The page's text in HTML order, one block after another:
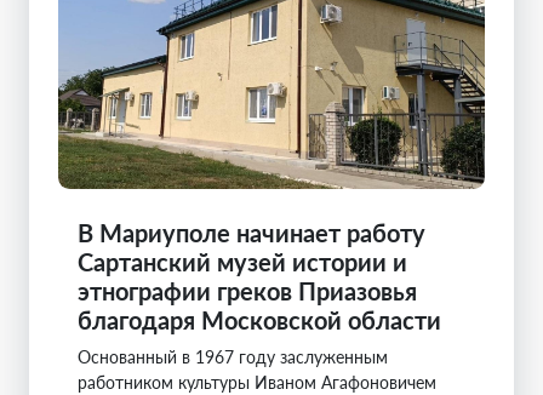
В Мариуполе начинает работу
Сартанский музей истории и
этнографии греков Приазовья
благодаря Московской области
Основанный в 1967 году заслуженным
работником культуры Иваном Агафоновичем